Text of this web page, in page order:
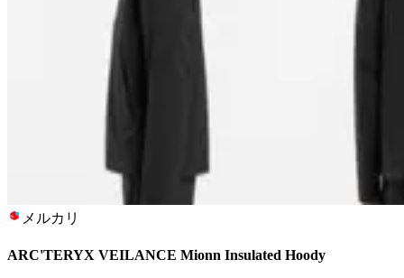
メルカリ
ARC'TERYX VEILANCE Mionn Insulated Hoody